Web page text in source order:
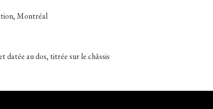
Montréal
datée au dos, titrée sur le châssis